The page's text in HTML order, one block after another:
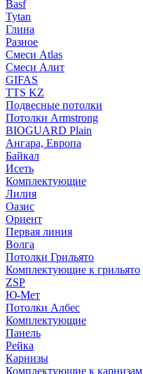
Basf
Tytan
Глина
Разное
Смеси Atlas
Смеси Алит
GIFAS
TTS KZ
Подвесные потолки
Потолки Armstrong
BIOGUARD Plain
Ангара, Европа
Байкал
Исеть
Комплектующие
Лилия
Оазис
Ориент
Первая линия
Волга
Потолки Грильято
Комплектующие к грильято
ZSP
Ю-Мет
Потолки Албес
Комплектующие
Панель
Рейка
Карнизы
Комплектующие к карнизам